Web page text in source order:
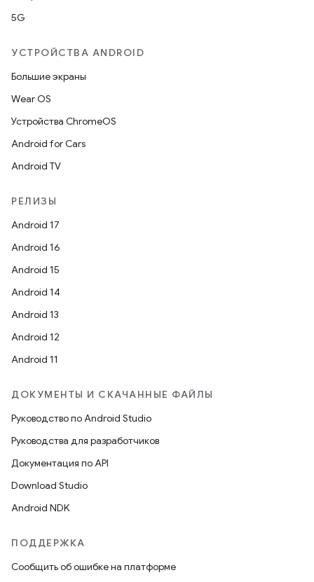
5G
УСТРОЙСТВА ANDROID
Большие экраны
Wear OS
Устройства ChromeOS
Android for Cars
Android TV
РЕЛИЗЫ
Android 17
Android 16
Android 15
Android 14
Android 13
Android 12
Android 11
ДОКУМЕНТЫ И СКАЧАННЫЕ ФАЙЛЫ
Руководство по Android Studio
Руководства для разработчиков
Документация по API
Download Studio
Android NDK
ПОДДЕРЖКА
Сообщить об ошибке на платформе